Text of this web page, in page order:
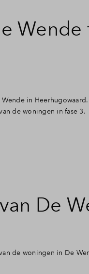
Wende
in
de woningen in fase 3.
De
de woningen in De